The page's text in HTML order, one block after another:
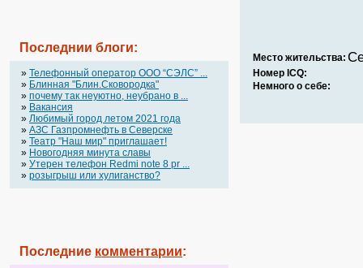
Последнии блоги:
» Телефонный оператор OOO “СЭЛС” ...
» Блинная "Блин.Сковородка"
» почему так неуютно, неубрано в ...
» Вакансия
» Любимый город летом 2021 года
» АЗС Газпромнефть в Северске
» Театр "Наш мир" приглашает!
» Новогодняя минута славы
» Утерен телефон Redmi note 8 pr ...
» розыгрыш или хулиганство?
Последние комментарии:
Место жительства:
Номер ICQ:
Немного о себе: